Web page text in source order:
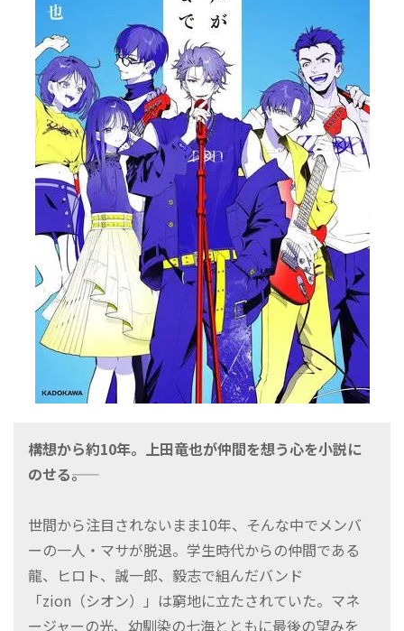
構想から約10年。上田竜也が仲間を想う心を小説に
のせる――。
世間から注目されないまま10年、そんな中でメンバ
ーの一人・マサが脱退。学生時代からの仲間である
龍、ヒロト、誠一郎、毅志で組んだバンド
「zion（シオン）」は窮地に立たされていた。マネ
ージャーの光、幼馴染の七海とともに最後の望みを